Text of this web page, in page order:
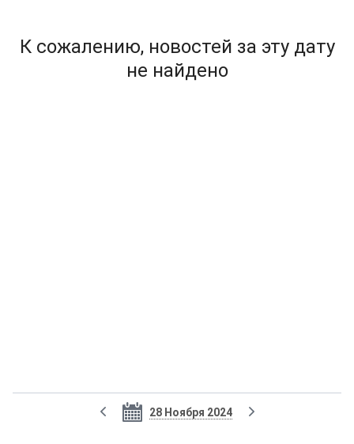
К сожалению, новостей за эту дату
не найдено
28 Ноября 2024